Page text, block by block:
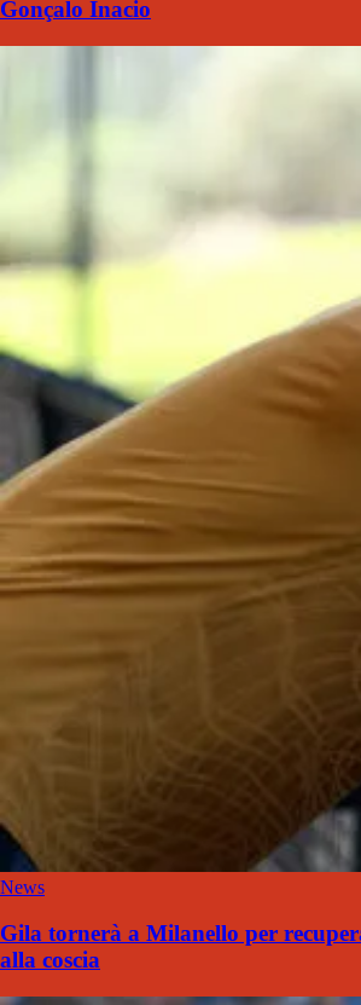
Gonçalo Inacio
News
Gila tornerà a Milanello per
alla coscia